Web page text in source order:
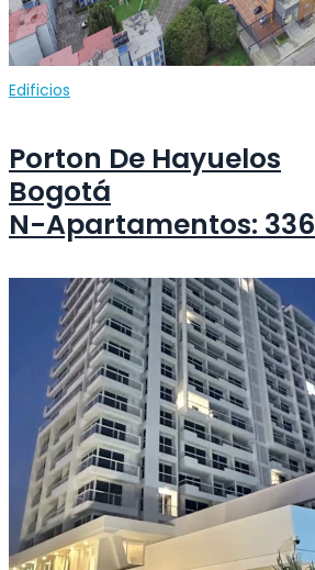
Edificios
Porton De Hayuelos
Bogotá
N-Apartamentos: 336